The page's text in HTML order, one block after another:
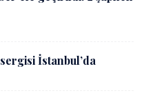
İstanbul’da